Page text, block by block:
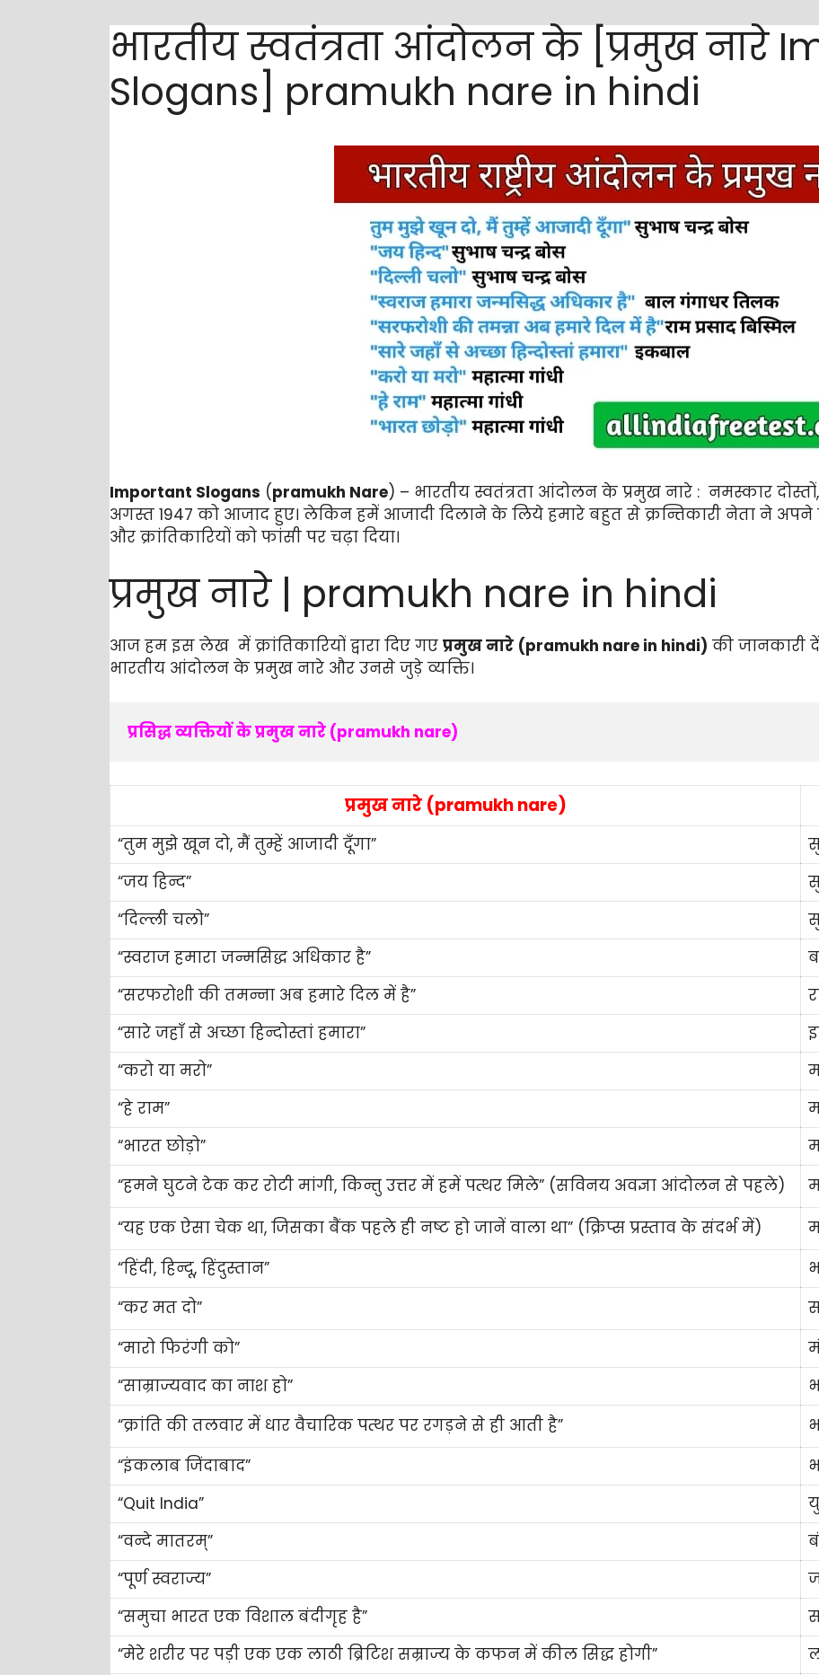
भारतीय स्वतंत्रता आंदोलन के [प्रमुख नारे
Slogans] pramukh nare in hindi
Important Slogans (pramukh Nare) – भारतीय स्वतंत्रता आंदोलन के प्रमुख नारे : नमस्कार
अगस्त 1947 को आजाद हुए। लेकिन हमें आजादी दिलाने के लिये हमारे बहुत से क्रन्तिकारी नेता ने अपने
और क्रांतिकारियों को फांसी पर चढ़ा दिया।
प्रमुख नारे | pramukh nare in hindi
आज हम इस लेख में क्रांतिकारियों द्वारा दिए गए प्रमुख नारे (pramukh nare in hindi) की जानकारी
भारतीय आंदोलन के प्रमुख नारे और उनसे जुड़े व्यक्ति।
प्रसिद्ध व्यक्तियों के प्रमुख नारे (pramukh nare)
प्रमुख नारे (pramukh nare)
“तुम मुझे खून दो, मैं तुम्हें आजादी दूँगा”
“जय हिन्द”
“दिल्ली चलो”
“स्वराज हमारा जन्मसिद्ध अधिकार है”
“सरफरोशी की तमन्ना अब हमारे दिल में है”
“सारे जहाँ से अच्छा हिन्दोस्तां हमारा”
“करो या मरो”
“हे राम”
“भारत छोड़ो”
“हमने घुटने टेक कर रोटी मांगी, किन्तु उत्तर में हमें पत्थर मिले” (सविनय अवज्ञा आंदोलन से पहले)
“यह एक ऐसा चेक था, जिसका बैंक पहले ही नष्ट हो जानें वाला था” (क्रिप्स प्रस्ताव के संदर्भ में)
“हिंदी, हिन्दू, हिंदुस्तान”
“कर मत दो”
“मारो फिरंगी को”
“साम्राज्यवाद का नाश हो”
“क्रांति की तलवार में धार वैचारिक पत्थर पर रगड़ने से ही आती है”
“इंकलाब जिंदाबाद”
“Quit India”
“वन्दे मातरम्”
“पूर्ण स्वराज्य”
“समुचा भारत एक विशाल बंदीगृह है”
“मेरे शरीर पर पड़ी एक एक लाठी ब्रिटिश सम्राज्य के कफन में कील सिद्ध होगी”